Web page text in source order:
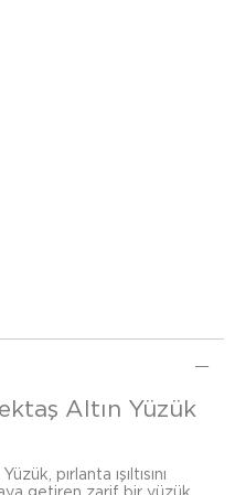
Altın Yüzük
pırlanta ışıltısını